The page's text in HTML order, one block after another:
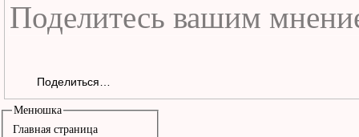
Я - я веpю, что тоже
И если ты ищешь,
двое.
Поделиться…
Менюшка
Главная страница